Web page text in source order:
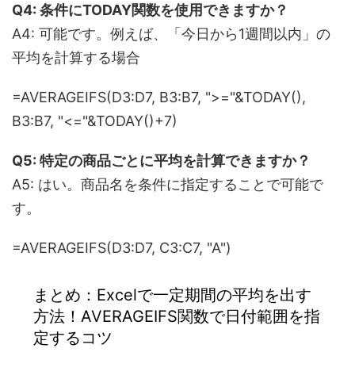
Q4: 条件にTODAY関数を使用できますか？
A4: 可能です。例えば、「今日から1週間以内」の
平均を計算する場合
=AVERAGEIFS(D3:D7, B3:B7, ">="&TODAY(),
B3:B7, "<="&TODAY()+7)
Q5: 特定の商品ごとに平均を計算できますか？
A5: はい。商品名を条件に指定することで可能で
す。
=AVERAGEIFS(D3:D7, C3:C7, "A")
まとめ：Excelで一定期間の平均を出す
方法！AVERAGEIFS関数で日付範囲を指
定するコツ